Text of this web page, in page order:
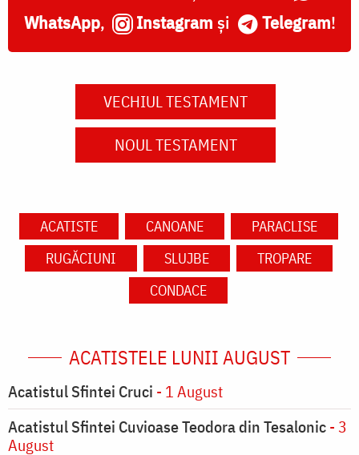
WhatsApp, Instagram și Telegram!
VECHIUL TESTAMENT
NOUL TESTAMENT
ACATISTE CANOANE
PARACLISE
RUGĂCIUNI
SLUJBE
TROPARE
CONDACE
ACATISTELE LUNII AUGUST
Acatistul Sfintei Cruci - 1 August
Acatistul Sfintei Cuvioase Teodora din Tesalonic- 3
August